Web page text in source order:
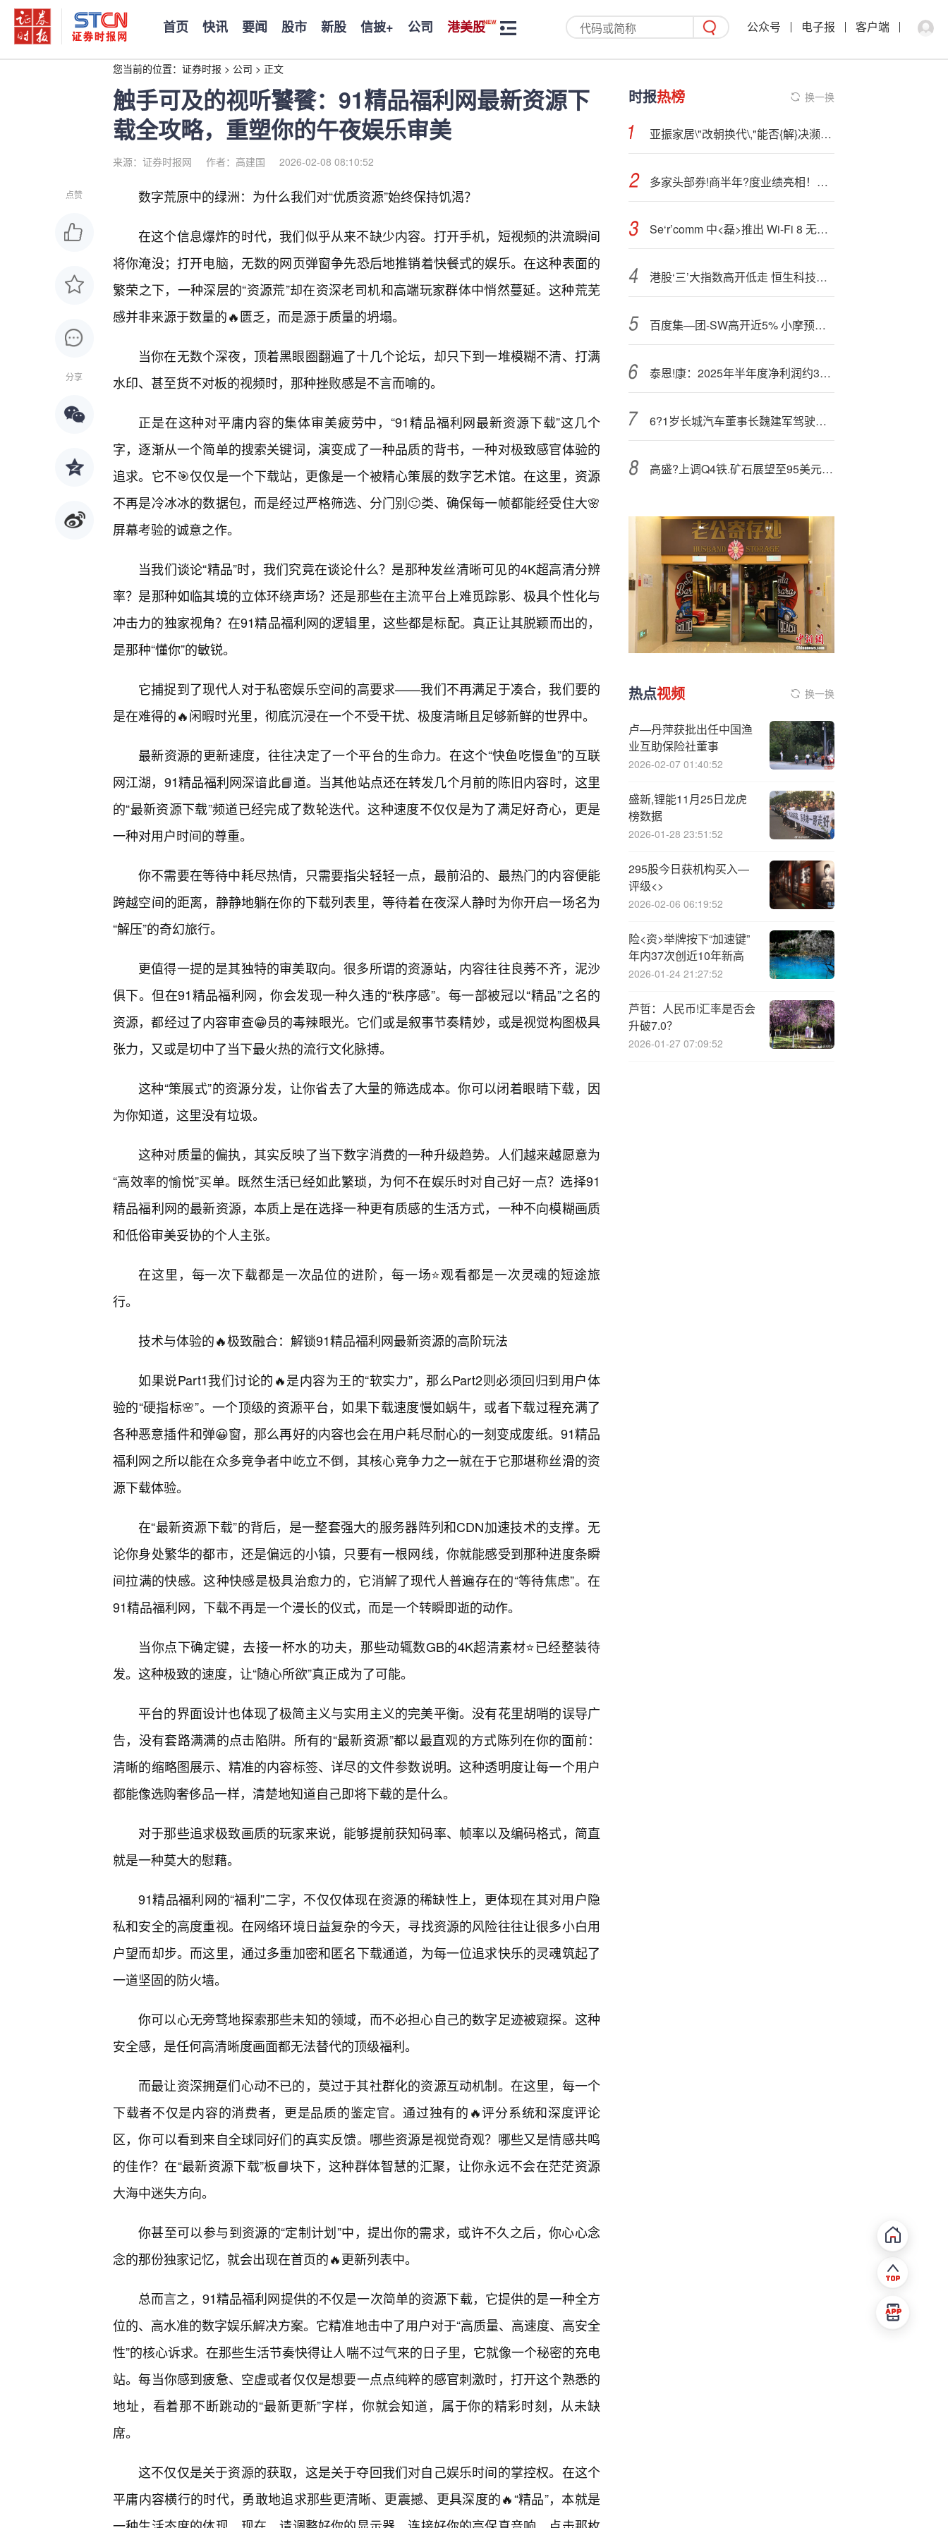
首页 快讯 要闻 股市 新股 信披+ 公司 港美股 公众号 电子报 客户端
您当前的位置： 证券时报 > 公司 > 正文
触手可及的视听饕餮：91精品福利网最新资源下
载全攻略，重塑你的午夜娱乐审美
来源：证券时报网 作者：高建国 2026-02-08 08:10:52
点赞
分享
数字荒原中的绿洲：为什么我们对“优质资源”始终保持饥渴？
在这个信息爆炸的时代，我们似乎从来不缺少内容。打开手机，短视频的洪流瞬间
将你淹没；打开电脑，无数的网页弹窗争先恐后地推销着快餐式的娱乐。在这种表面的
繁荣之下，一种深层的“资源荒”却在资深老司机和高端玩家群体中悄然蔓延。这种荒芜
感并非来源于数量的🔥匮乏，而是源于质量的坍塌。
当你在无数个深夜，顶着黑眼圈翻遍了十几个论坛，却只下到一堆模糊不清、打满
水印、甚至货不对板的视频时，那种挫败感是不言而喻的。
正是在这种对平庸内容的集体审美疲劳中，“91精品福利网最新资源下载”这几个
字，逐渐从一个简单的搜索关键词，演变成了一种品质的背书，一种对极致感官体验的
追求。它不🎯仅仅是一个下载站，更像是一个被精心策展的数字艺术馆。在这里，资源
不再是冷冰冰的数据包，而是经过严格筛选、分门别🙂类、确保每一帧都能经受住大🌸
屏幕考验的诚意之作。
当我们谈论“精品”时，我们究竟在谈论什么？是那种发丝清晰可见的4K超高清分辨
率？是那种如临其境的立体环绕声场？还是那些在主流平台上难觅踪影、极具个性化与
冲击力的独家视角？在91精品福利网的逻辑里，这些都是标配。真正让其脱颖而出的，
是那种“懂你”的敏锐。
它捕捉到了现代人对于私密娱乐空间的高要求——我们不再满足于凑合，我们要的
是在难得的🔥闲暇时光里，彻底沉浸在一个不受干扰、极度清晰且足够新鲜的世界中。
最新资源的更新速度，往往决定了一个平台的生命力。在这个“快鱼吃慢鱼”的互联
网江湖，91精品福利网深谙此📘道。当其他站点还在转发几个月前的陈旧内容时，这里
的“最新资源下载”频道已经完成了数轮迭代。这种速度不仅仅是为了满足好奇心，更是
一种对用户时间的尊重。
你不需要在等待中耗尽热情，只需要指尖轻轻一点，最前沿的、最热门的内容便能
跨越空间的距离，静静地躺在你的下载列表里，等待着在夜深人静时为你开启一场名为
“解压”的奇幻旅行。
更值得一提的是其独特的审美取向。很多所谓的资源站，内容往往良莠不齐，泥沙
俱下。但在91精品福利网，你会发现一种久违的“秩序感”。每一部被冠以“精品”之名的
资源，都经过了内容审查😁员的毒辣眼光。它们或是叙事节奏精妙，或是视觉构图极具
张力，又或是切中了当下最火热的流行文化脉搏。
这种“策展式”的资源分发，让你省去了大量的筛选成本。你可以闭着眼睛下载，因
为你知道，这里没有垃圾。
这种对质量的偏执，其实反映了当下数字消费的一种升级趋势。人们越来越愿意为
“高效率的愉悦”买单。既然生活已经如此繁琐，为何不在娱乐时对自己好一点？选择91
精品福利网的最新资源，本质上是在选择一种更有质感的生活方式，一种不向模糊画质
和低俗审美妥协的个人主张。
在这里，每一次下载都是一次品位的进阶，每一场⭐观看都是一次灵魂的短途旅
行。
技术与体验的🔥极致融合：解锁91精品福利网最新资源的高阶玩法
如果说Part1我们讨论的🔥是内容为王的“软实力”，那么Part2则必须回归到用户体
验的“硬指标🌸”。一个顶级的资源平台，如果下载速度慢如蜗牛，或者下载过程充满了
各种恶意插件和弹😀窗，那么再好的内容也会在用户耗尽耐心的一刻变成废纸。91精品
福利网之所以能在众多竞争者中屹立不倒，其核心竞争力之一就在于它那堪称丝滑的资
源下载体验。
在“最新资源下载”的背后，是一整套强大的服务器阵列和CDN加速技术的支撑。无
论你身处繁华的都市，还是偏远的小镇，只要有一根网线，你就能感受到那种进度条瞬
间拉满的快感。这种快感是极具治愈力的，它消解了现代人普遍存在的“等待焦虑”。在
91精品福利网，下载不再是一个漫长的仪式，而是一个转瞬即逝的动作。
当你点下确定键，去接一杯水的功夫，那些动辄数GB的4K超清素材⭐已经整装待
发。这种极致的速度，让“随心所欲”真正成为了可能。
平台的界面设计也体现了极简主义与实用主义的完美平衡。没有花里胡哨的误导广
告，没有套路满满的点击陷阱。所有的“最新资源”都以最直观的方式陈列在你的面前：
清晰的缩略图展示、精准的内容标签、详尽的文件参数说明。这种透明度让每一个用户
都能像选购奢侈品一样，清楚地知道自己即将下载的是什么。
对于那些追求极致画质的玩家来说，能够提前获知码率、帧率以及编码格式，简直
就是一种莫大的慰藉。
91精品福利网的“福利”二字，不仅仅体现在资源的稀缺性上，更体现在其对用户隐
私和安全的高度重视。在网络环境日益复杂的今天，寻找资源的风险往往让很多小白用
户望而却步。而这里，通过多重加密和匿名下载通道，为每一位追求快乐的灵魂筑起了
一道坚固的防火墙。
你可以心无旁骛地探索那些未知的领域，而不必担心自己的数字足迹被窥探。这种
安全感，是任何高清晰度画面都无法替代的顶级福利。
而最让资深拥趸们心动不已的，莫过于其社群化的资源互动机制。在这里，每一个
下载者不仅是内容的消费者，更是品质的鉴定官。通过独有的🔥评分系统和深度评论
区，你可以看到来自全球同好们的真实反馈。哪些资源是视觉奇观？哪些又是情感共鸣
的佳作？在“最新资源下载”板📘块下，这种群体智慧的汇聚，让你永远不会在茫茫资源
大海中迷失方向。
你甚至可以参与到资源的“定制计划”中，提出你的需求，或许不久之后，你心心念
念的那份独家记忆，就会出现在首页的🔥更新列表中。
总而言之，91精品福利网提供的不仅是一次简单的资源下载，它提供的是一种全方
位的、高水准的数字娱乐解决方案。它精准地击中了用户对于“高质量、高速度、高安全
性”的核心诉求。在那些生活节奏快得让人喘不过气来的日子里，它就像一个秘密的充电
站。每当你感到疲惫、空虚或者仅仅是想要一点点纯粹的感官刺激时，打开这个熟悉的
地址，看着那不断跳动的“最新更新”字样，你就会知道，属于你的精彩时刻，从未缺
席。
这不仅仅是关于资源的获取，这是关于夺回我们对自己娱乐时间的掌控权。在这个
平庸内容横行的时代，勇敢地追求那些更清晰、更震撼、更具深度的🔥“精品”，本就是
时报热榜 换一换
亚振家居\"改朝换代\,"能否{解}决濒临退市的危机？
多家头部券!商半年?度业绩亮相！净利最高增58%
Se‘r’comm 中<磊>推出 Wi-Fi 8 无线连接平台，采用博通芯片
港股‘三’大指数高开低走 恒生科技指数跌超1%
百度集—团-SW高开近5% 小摩预计昆仑芯片销售及GPU计算需求将推动营收增速提升
泰恩!康：2025年半年度净利润约3708万元
6?1岁长城汽车董事长魏建军驾驶哈弗H9 亲自参加敦煌拉力赛
高盛?上调Q4铁.矿石展望至95美元 但涨势难续需求“迷雾”仍未散
热点视频 换一换
卢—丹萍获批出任中国渔
业互助保险社董事
2026-02-07 01:40:52
盛新,锂能11月25日龙虎
榜数据
2026-01-28 23:51:52
295股今日获机构买入—
评级<>
2026-02-06 06:19:52
险<资>举牌按下“加速键”
年内37次创近10年新高
2026-01-24 21:27:52
芦哲：人民币!汇率是否会
升破7.0？
2026-01-27 07:09:52